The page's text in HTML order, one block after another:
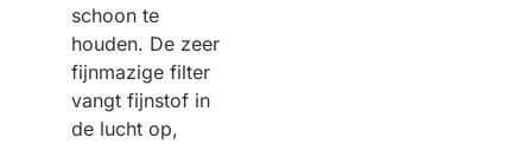
schoon te
houden. De zeer
fijnmazige filter
vangt fijnstof in
de lucht op,